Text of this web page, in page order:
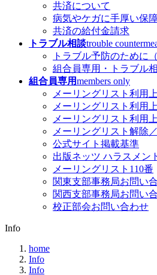
共済について
病気やケガに手厚い保障
共済の給付金請求
トラブル相談trouble
トラブル予防のために
組合員専用・トラブル
組合員専用members only
メーリングリスト利用
メーリングリスト利用
メーリングリスト利用
メーリングリスト解除
公式サイト掲載基準
出版ネッツ ハラスメン
メーリングリスト110番
関東支部事務局お問い
関西支部事務局お問い
校正部会お問い合わせ
Info
home
Info
Info